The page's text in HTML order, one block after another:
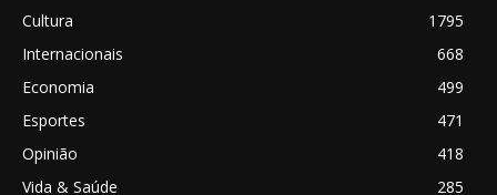
Cultura
1795
Internacionais
668
Economia
499
Esportes
471
Opinião
418
Vida & Saúde
285